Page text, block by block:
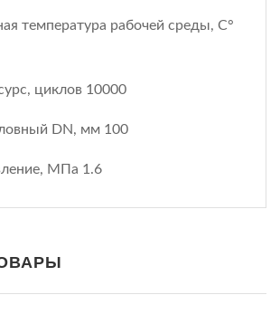
температура рабочей среды, С°
циклов 10000
DN, мм 100
МПа 1.6